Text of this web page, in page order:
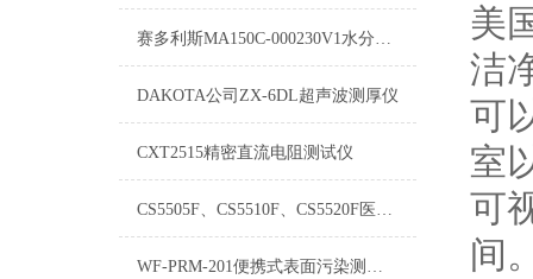
赛多利斯MA150C-000230V1水分测定仪
DAKOTA公司ZX-6DL超声波测厚仪
CXT2515精密直流电阻测试仪
CS5505F、CS5510F、CS5520F医用泄漏电流测试仪
WF-PRM-201便携式表面污染测量仪用来检测放射性工作场所
美
洁
可
室
可
间